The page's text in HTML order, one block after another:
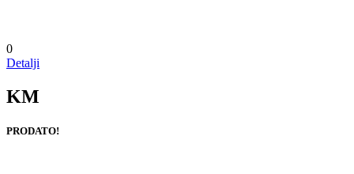
0
Detalji
KM
PRODATO!